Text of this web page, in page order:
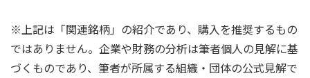
※上記は「関連銘柄」の紹介であり、購入を推奨するもの
ではありません。企業や財務の分析は筆者個人の見解に基
づくものであり、筆者が所属する組織・団体の公式見解で